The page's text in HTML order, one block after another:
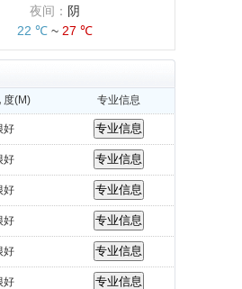
夜间： 阴
22 ℃ ~ 27 ℃
度(M) 专业信息
好
好
好
好
好
好